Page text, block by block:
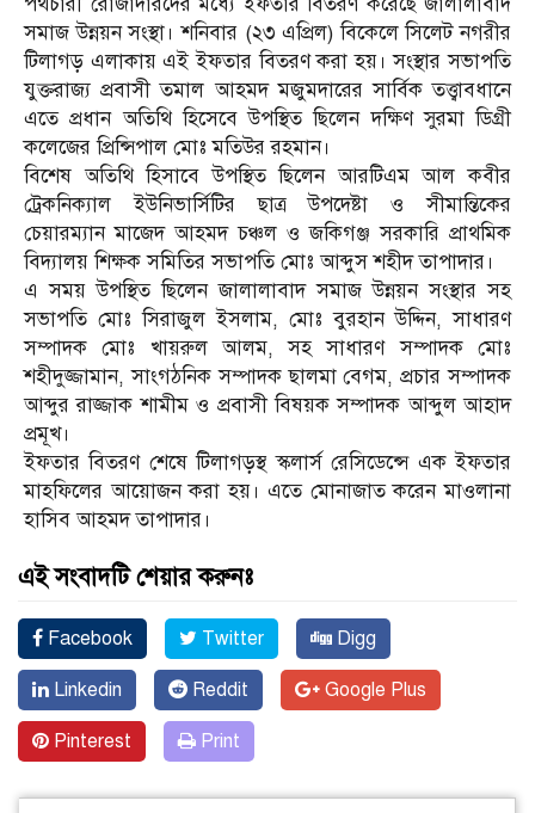
সমাজ উন্নয়ন সংস্থা। শনিবার (২৩ এপ্রিল) বিকেলে সিলেট নগরীর
টিলাগড় এলাকায় এই ইফতার বিতরণ করা হয়। সংস্থার সভাপতি
যুক্তরাজ্য প্রবাসী তমাল আহমদ মজুমদারের সার্বিক তত্ত্বাবধানে
এতে প্রধান অতিথি হিসেবে উপস্থিত ছিলেন দক্ষিণ সুরমা ডিগ্রী
কলেজের প্রিন্সিপাল মোঃ মতিউর রহমান।
বিশেষ অতিথি হিসাবে উপস্থিত ছিলেন আরটিএম আল কবীর
ট্রেকনিক্যাল ইউনিভার্সিটির ছাত্র উপদেষ্টা ও সীমান্তিকের
চেয়ারম্যান মাজেদ আহমদ চঞ্চল ও জকিগঞ্জ সরকারি প্রাথমিক
বিদ্যালয় শিক্ষক সমিতির সভাপতি মোঃ আব্দুস শহীদ তাপাদার।
এ সময় উপস্থিত ছিলেন জালালাবাদ সমাজ উন্নয়ন সংস্থার সহ
সভাপতি মোঃ সিরাজুল ইসলাম, মোঃ বুরহান উদ্দিন, সাধারণ
সম্পাদক মোঃ খায়রুল আলম, সহ সাধারণ সম্পাদক মোঃ
শহীদুজ্জামান, সাংগঠনিক সম্পাদক ছালমা বেগম, প্রচার সম্পাদক
আব্দুর রাজ্জাক শামীম ও প্রবাসী বিষয়ক সম্পাদক আব্দুল আহাদ
প্রমূখ।
ইফতার বিতরণ শেষে টিলাগড়স্থ স্কলার্স রেসিডেন্সে এক ইফতার
মাহফিলের আয়োজন করা হয়। এতে মোনাজাত করেন মাওলানা
হাসিব আহমদ তাপাদার।
এই সংবাদটি শেয়ার করুনঃ
Facebook Twitter Digg
Linkedin Reddit Google Plus
Pinterest Print